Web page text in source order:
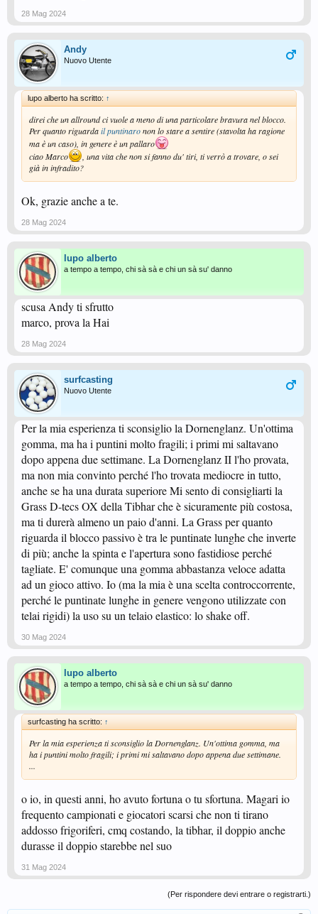
28 Mag 2024
Andy
Nuovo Utente
lupo alberto ha scritto: ↑
direi che un allround ci vuole a meno di una particolare bravura nel blocco.
Per quanto riguardail puntinaronon lo stare a sentire (stavolta ha ragione
ma è un caso), in genere è un pallaro
ciao Marco
, una vita che non si fanno du' tiri, ti verrò a trovare, o sei
già in infradito?
Ok, grazie anche a te.
28 Mag 2024
lupo alberto
a tempo a tempo, chi sà sà e chi un sà su' danno
scusa Andy ti sfrutto
marco, prova la Hai
28 Mag 2024
surfcasting
Nuovo Utente
Per la mia esperienza ti sconsiglio la Dornenglanz. Un'ottima
gomma, ma ha i puntini molto fragili; i primi mi saltavano
dopo appena due settimane. La Dornenglanz II l'ho provata,
ma non mia convinto perché l'ho trovata mediocre in tutto,
anche se ha una durata superiore Mi sento di consigliarti la
Grass D-tecs OX della Tibhar che è sicuramente più costosa,
ma ti durerà almeno un paio d'anni. La Grass per quanto
riguarda il blocco passivo è tra le puntinate lunghe che inverte
di più; anche la spinta e l'apertura sono fastidiose perché
tagliate. E' comunque una gomma abbastanza veloce adatta
ad un gioco attivo. Io (ma la mia è una scelta controccorrente,
perché le puntinate lunghe in genere vengono utilizzate con
telai rigidi) la uso su un telaio elastico: lo shake off.
30 Mag 2024
lupo alberto
a tempo a tempo, chi sà sà e chi un sà su' danno
surfcasting ha scritto: ↑
Per la mia esperienza ti sconsiglio la Dornenglanz. Un'ottima gomma, ma
ha i puntini molto fragili; i primi mi saltavano dopo appena due settimane.
...
o io, in questi anni, ho avuto fortuna o tu sfortuna. Magari io
frequento campionati e giocatori scarsi che non ti tirano
addosso frigoriferi, cmq costando, la tibhar, il doppio anche
durasse il doppio starebbe nel suo
31 Mag 2024
(Per rispondere devi entrare o registrarti.)